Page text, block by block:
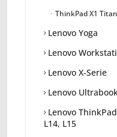
ThinkPad X1
Lenovo Yoga
Lenovo
Lenovo X-Serie
Lenovo
Lenovo
L14, L15